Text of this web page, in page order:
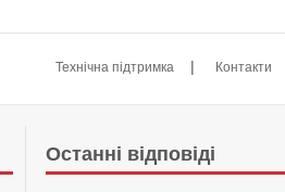
Технічна підтримка | Контакти
Останні відповіді